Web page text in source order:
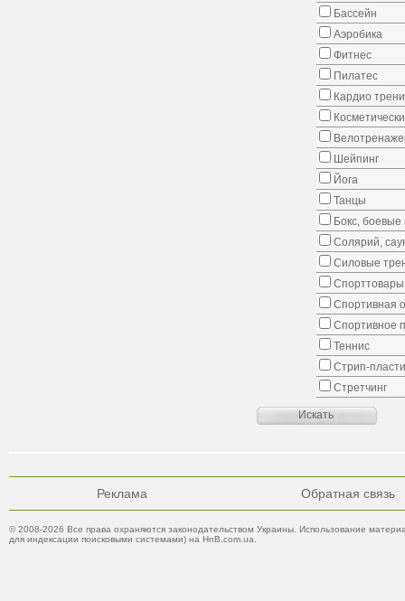
Бассейн
Аэробика
Фитнес
Пилатес
Кардио
Шейпинг
Йога
Танцы
Бокс, боевые
Солярий,
Силовые
Спортивная
Спортивное
Теннис
Стрип-
Стретчинг
Реклама Обратная связь
© 2008-2026 Все права охраняются законодательством Украины. Использование
для индексации поисковыми системами) на HnB.com.ua.